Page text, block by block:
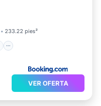
233.22 pies²
VER OFERTA